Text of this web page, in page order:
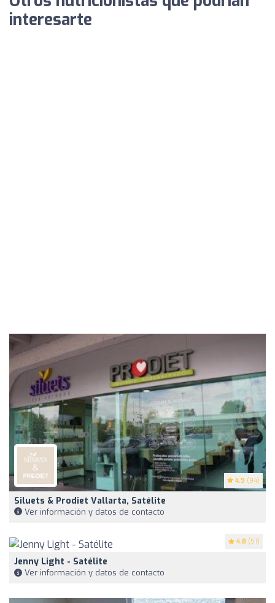
interesarte
4.9 (94)
Siluets & Prodiet Vallarta, Satélite
Ver información y datos de contacto
4.8 (51)
Jenny Light - Satélite
Ver información y datos de contacto